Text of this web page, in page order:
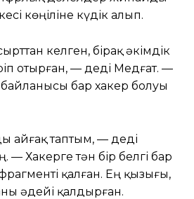
көңіліне күдік алып.
келген, бірақ әкімдік
отырған, — деді Медғат. —
бар хакер болуы
айғақ таптым, — деді
— Хакерге тән бір белгі бар
қалған. Ең қызығы,
әдейі қалдырған.